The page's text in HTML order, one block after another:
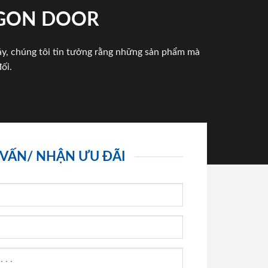
DOOR
chúng tôi tin tưởng rằng những sản phẩm mà
NHẬN ƯU ĐÃI